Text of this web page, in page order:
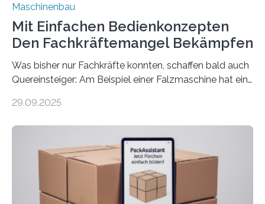
Maschinenbau
Mit Einfachen Bedienkonzepten
Den Fachkräftemangel Bekämpfen
Was bisher nur Fachkräfte konnten, schaffen bald auch
Quereinsteiger: Am Beispiel einer Falzmaschine hat ein
Mensch-Maschine-Schnittstelle so sehr vereinfacht,
Die zugrunde liegende Methodik lässt sich auf alle
anderen Maschinen übertragen. Eine Falzmaschine
umzurüsten ist ein Job für echte Profis. Eine solche
Maschine faltet in Druckereien Broschüren, Prospekte,
Landkarten und vieles mehr – mehrere Zehntausend
29.09.2025